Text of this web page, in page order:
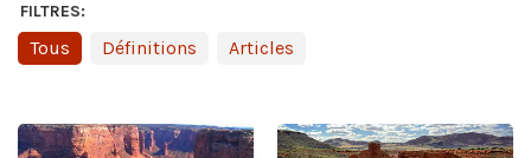
FILTRES:
Tous Définitions Articles